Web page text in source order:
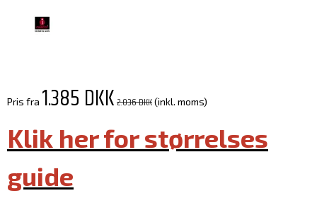
Pris fra 1.385 DKK2.036 DKK(inkl. moms)
Klik her for størrelses
guide